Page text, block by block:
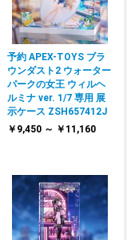
予約 APEX-TOYS ブラ
ウンダスト2 ウォーター
パークの女王 ウィルヘ
ルミナ ver. 1/7 専用 展
示ケース ZSH657412J
￥9,450 ～ ￥11,160